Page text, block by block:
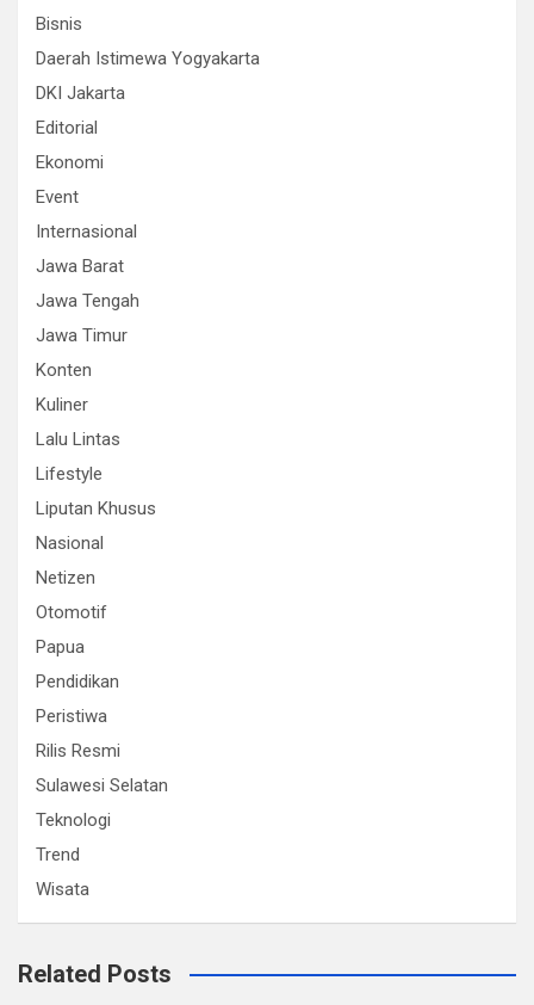
Bisnis
Daerah Istimewa Yogyakarta
DKI Jakarta
Editorial
Ekonomi
Event
Internasional
Jawa Barat
Jawa Tengah
Jawa Timur
Konten
Kuliner
Lalu Lintas
Lifestyle
Liputan Khusus
Nasional
Netizen
Otomotif
Papua
Pendidikan
Peristiwa
Rilis Resmi
Sulawesi Selatan
Teknologi
Trend
Wisata
Related Posts